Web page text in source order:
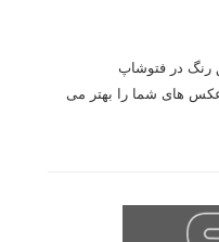
عکس های شما را بهتر می